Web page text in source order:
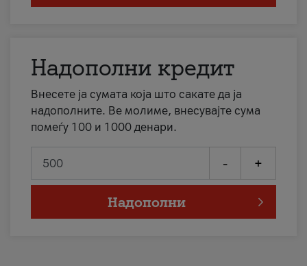
Надополни кредит
Внесете ја сумата која што сакате да ја
надополните. Ве молиме, внесувајте сума
помеѓу 100 и 1000 денари.
- +
Надополни